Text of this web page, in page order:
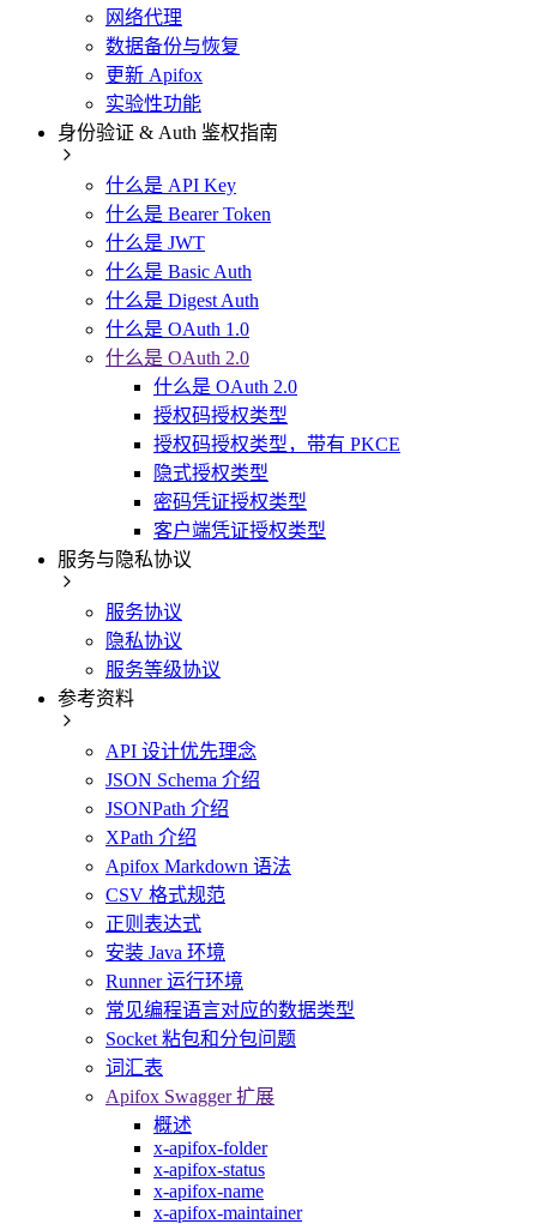
网络代理
数据备份与恢复
更新 Apifox
实验性功能
身份验证 & Auth 鉴权指南
什么是 API Key
什么是 Bearer Token
什么是 JWT
什么是 Basic Auth
什么是 Digest Auth
什么是 OAuth 1.0
什么是 OAuth 2.0
什么是 OAuth 2.0
授权码授权类型
授权码授权类型，带有 PKCE
隐式授权类型
密码凭证授权类型
客户端凭证授权类型
服务与隐私协议
服务协议
隐私协议
服务等级协议
参考资料
API 设计优先理念
JSON Schema 介绍
JSONPath 介绍
XPath 介绍
Apifox Markdown 语法
CSV 格式规范
正则表达式
安装 Java 环境
Runner 运行环境
常见编程语言对应的数据类型
Socket 粘包和分包问题
词汇表
Apifox Swagger 扩展
概述
x-apifox-folder
x-apifox-status
x-apifox-name
x-apifox-maintainer